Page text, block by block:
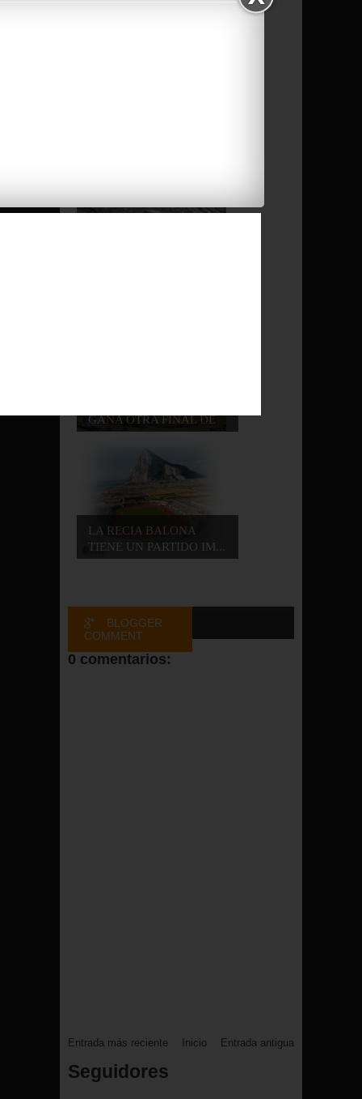
GANA OTRA FINAL DE
...
LA RECIA BALONA
TIENE UN PARTIDO IM...
BLOGGER
COMMENT
FACEBOOK
0 comentarios:
Entrada más reciente Entrada antigua
Inicio
Seguidores